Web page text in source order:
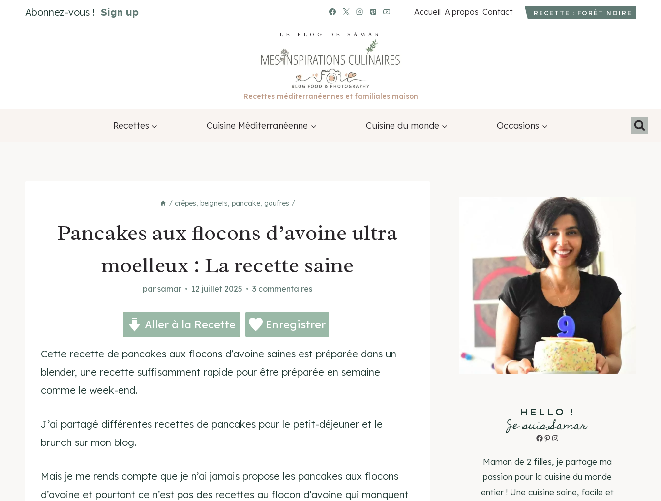
au
Abonnez-vous ! Sign up Accueil A propos Contact RECETTE : FORÊT NOIRE
LE BLOG DE SAMAR
Recettes méditerranéennes et familiales maison
Recettes Cuisine Méditerranéenne Cuisine du monde Occasions
/ crêpes, beignets, pancake, gaufres /
Pancakes aux flocons d’avoine ultra
moelleux : La recette saine
parsamar 12 juillet 2025 3 commentaires
Aller à la Recette Enregistrer
Cette recette de pancakes aux flocons d’avoine saines est préparée dans un
blender, une recette suffisamment rapide pour être préparée en semaine
comme le week-end.
J’ai partagé différentes recettes de pancakes pour le petit-déjeuner et le
brunch sur mon blog.
Mais je me rends compte que je n’ai jamais propose les pancakes aux flocons
d’avoine et pourtant ce n’est pas des recettes au flocon d’avoine qui manquent
HELLO !
Je suis Samar
Facebook
Pinterest
Instagram
Maman de 2 filles, je partage ma
passion pour la cuisine du monde
entier ! Une cuisine saine, facile et